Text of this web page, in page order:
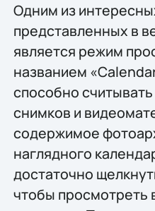
Одним из
представленных в
является режим
названием
способно
снимков и
содержимое
наглядного
достаточно
чтобы просмотреть